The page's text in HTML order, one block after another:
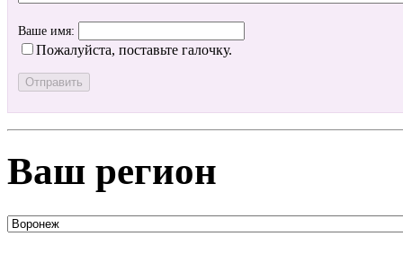
Ваше имя:
Пожалуйста, поставьте галочку.
Ваш регион